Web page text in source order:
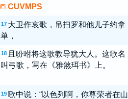
CUVMPS
17 大卫作哀歌，吊扫罗和他儿子约拿
单，
18 且吩咐将这歌教导犹大人。这歌名
叫弓歌，写在《雅煞珥书》上。
19 歌中说：“以色列啊，你尊荣者在山